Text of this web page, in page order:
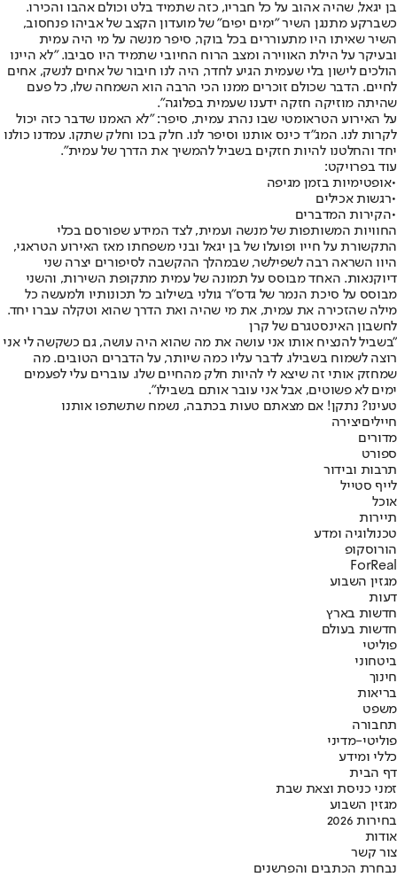
בן יגאל, שהיה אהוב על כל חבריו, כזה שתמיד בלט וכולם אהבו והכירו.
כשברקע מתנגן השיר "ימים יפים" של מועדון הקצב של אביהו פנחסוב,
השיר שאיתו היו מתעוררים בכל בוקר, סיפר מנשה על מי היה עמית
ובעיקר על הילת האווירה ומצב הרוח החיובי שתמיד היו סביבו. "לא היינו
הולכים לישון בלי שעמית הגיע לחדר, היה לנו חיבור של אחים לנשק, אחים
לחיים. הדבר שכולם זוכרים ממנו הכי הרבה הוא השמחה שלו, כל פעם
שהיתה מוזיקה חזקה ידענו שעמית בפלוגה".
על האירוע הטראומטי שבו נהרג עמית, סיפר: "לא האמנו שדבר כזה יכול
לקרות לנו. המג"ד כינס אותנו וסיפר לנו. חלק בכו וחלק שתקו. עמדנו כולנו
יחד והחלטנו להיות חזקים בשביל להמשיך את הדרך של עמית".
עוד בפרויקט:
•אופטימיות בזמן מגיפה
•רגשות אכילים
•הקירות המדברים
החוויות המשותפות של מנשה ועמית, לצד המידע שפורסם בכלי
התקשורת על חייו ופועלו של בן יגאל ובני משפחתו מאז האירוע הטראגי,
היוו השראה רבה לשפילשר, שבמהלך ההקשבה לסיפורים יצרה שני
דיוקנאות. האחד מבוסס על תמונה של עמית מתקופת השירות, והשני
מבוסס על סיכת הנמר של גדס"ר גולני בשילוב כל תכונותיו ולמעשה כל
מילה שהזכירה את עמית, את מי שהיה ואת הדרך שהוא וטקלה עברו יחד.
לחשבון האינסטגרם של קרן
"בשביל להנציח אותו אני עושה את מה שהוא היה עושה, גם כשקשה לי אני
רוצה לשמוח בשבילו. לדבר עליו כמה שיותר, על הדברים הטובים. מה
שמחזק אותי זה שיצא לי להיות חלק מהחיים שלו. עוברים עלי לפעמים
ימים לא פשוטים, אבל אני עובר אותם בשבילו".
טעינו? נתקן! אם מצאתם טעות בכתבה, נשמח שתשתפו אותנו
חייליםיצירה
מדורים
ספורט
תרבות ובידור
לייף סטייל
אוכל
תיירות
טכנולוגיה ומדע
הורוסקופ
ForReal
מגזין השבוע
דעות
חדשות בארץ
חדשות בעולם
פוליטי
ביטחוני
חינוך
בריאות
משפט
תחבורה
פוליטי-מדיני
כללי ומידע
דף הבית
זמני כניסת וצאת שבת
מגזין השבוע
בחירות 2026
אודות
צור קשר
נבחרת הכתבים והפרשנים